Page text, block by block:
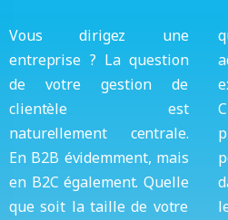
Vous dirigez une
entreprise ? La question
de votre gestion de
clientèle est
naturellement centrale.
En B2B évidemment, mais
en B2C également. Quelle
que soit la taille de votre
que des solutions
adaptées et profitables
existent : les solutions
CRM, et que des
professionnels sont là
pour vous accompagner
dans leur mise en oeuvre,
les intégrateurs CRM. Qui